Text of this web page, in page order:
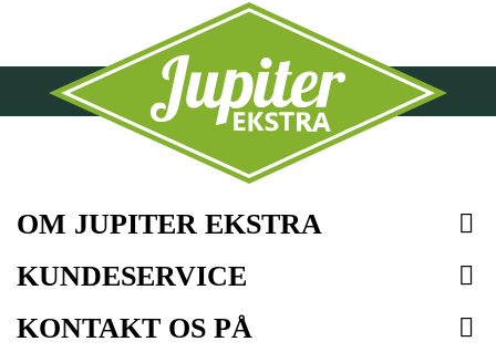
OM JUPITER EKSTRA 
KUNDESERVICE 
KONTAKT OS PÅ 